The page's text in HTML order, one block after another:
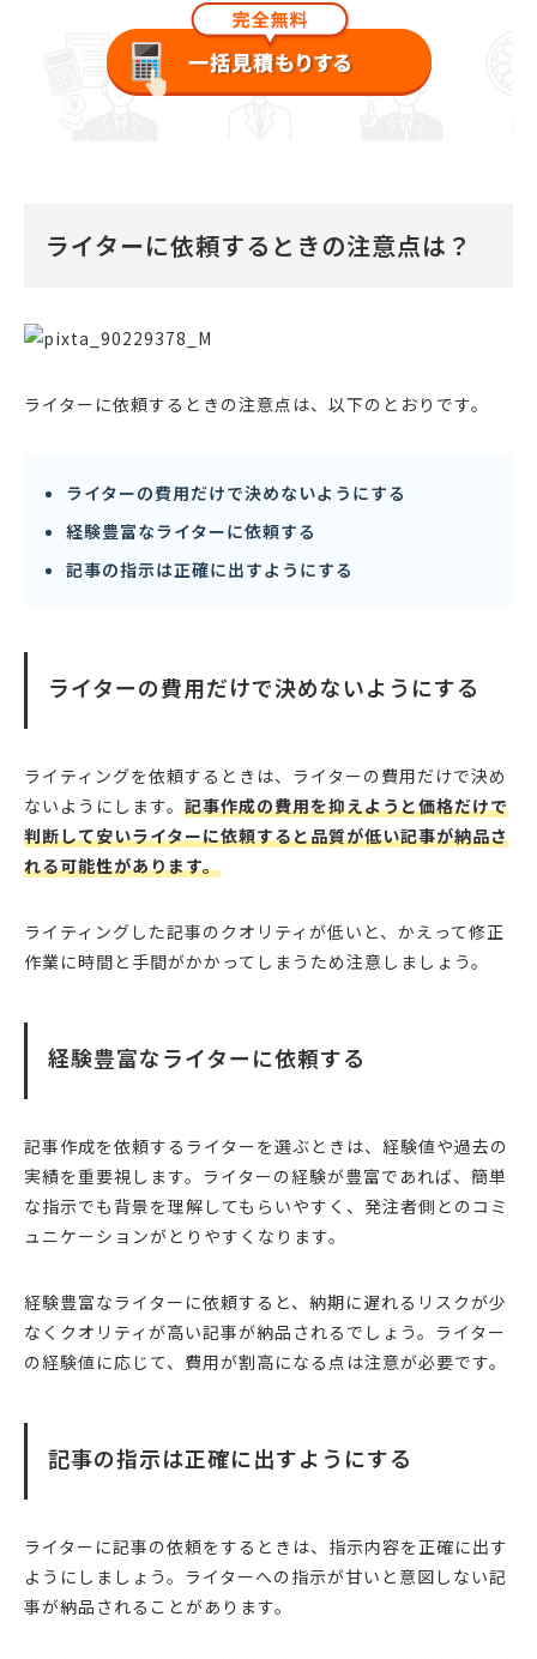
ライターに依頼するときの注意点は？
ライターに依頼するときの注意点は、以下のとおりです。
ライターの費用だけで決めないようにする
経験豊富なライターに依頼する
記事の指示は正確に出すようにする
ライターの費用だけで決めないようにする
ライティングを依頼するときは、ライターの費用だけで決め
ないようにします。 記事作成の費用を抑えようと価格だけで
判断して安いライターに依頼すると品質が低い記事が納品さ
れる可能性があります。
ライティングした記事のクオリティが低いと、かえって修正
作業に時間と手間がかかってしまうため注意しましょう。
経験豊富なライターに依頼する
記事作成を依頼するライターを選ぶときは、経験値や過去の
実績を重要視します。ライターの経験が豊富であれば、簡単
な指示でも背景を理解してもらいやすく、発注者側とのコミ
ュニケーションがとりやすくなります。
経験豊富なライターに依頼すると、納期に遅れるリスクが少
なくクオリティが高い記事が納品されるでしょう。ライター
の経験値に応じて、費用が割高になる点は注意が必要です。
記事の指示は正確に出すようにする
ライターに記事の依頼をするときは、指示内容を正確に出す
ようにしましょう。ライターへの指示が甘いと意図しない記
事が納品されることがあります。